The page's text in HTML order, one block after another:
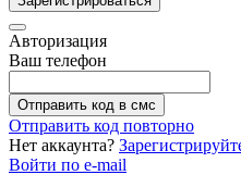
Авторизация
Ваш телефон
Отправить код в смс
Отправить код повторно
Нет аккаунта?
Войти по e-mail